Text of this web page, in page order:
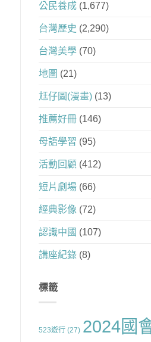
公民養成(1,677)
台灣歷史 (2,290)
台灣美學(70)
地圖 (21)
尪仔圖(漫畫)(13)
推薦好冊(146)
母語學習 (95)
活動回顧 (412)
短片劇場(66)
經典影像 (72)
認識中國 (107)
講座紀錄(8)
標籤
523遊行(27) 2024國